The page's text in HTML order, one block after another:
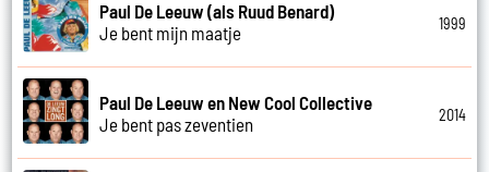
Paul De Leeuw (als Ruud Benard)
Je bent mijn maatje
1999
Paul De Leeuw en New Cool Collective
Je bent pas zeventien
2014